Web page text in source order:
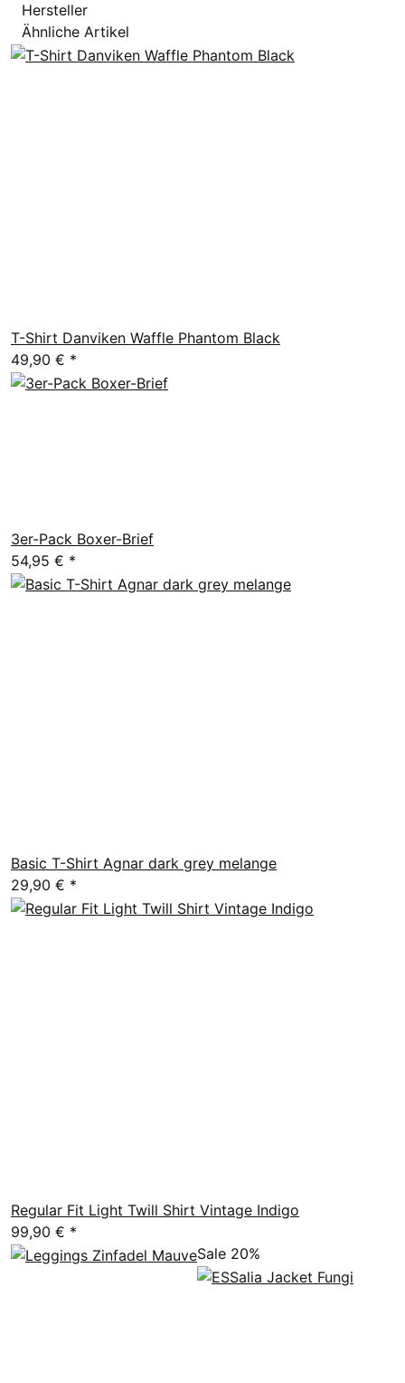
Hersteller
Ähnliche Artikel
T-Shirt Danviken Waffle Phantom Black
49,90 € *
3er-Pack Boxer-Brief
54,95 € *
Basic T-Shirt Agnar dark grey melange
29,90 € *
Regular Fit Light Twill Shirt Vintage Indigo
99,90 € *
Sale 20%